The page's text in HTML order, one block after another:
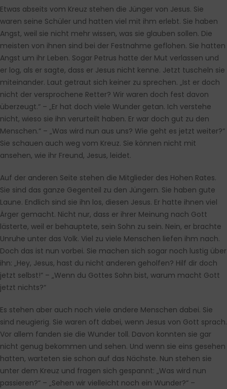
Etwas abseits vom Kreuz stehen die Jünger von Jesus. Sie
waren seine Schüler und hatten viel mit ihm erlebt. Sie haben
Angst, weil sie nicht mehr wissen, was sie glauben sollen. Die
meisten von ihnen sind bei der Festnahme geflohen. Sie hatten
Angst um ihr Leben. Sogar Petrus hatte der Mut verlassen und
er log, als er sagte, dass er Jesus nicht kenne. Jetzt tuscheln sie
miteinander. Laut getraut sich keiner zu sprechen. „Ist er doch
nicht der versprochene Retter? Wir waren doch fest davon
überzeugt.“ – „Er hat doch viele Wunder getan. Ich verstehe
nicht, wieso sie ihn verurteilt haben. Er war doch gut zu den
Menschen.“ – „Was wird nun aus uns? Wie geht es jetzt weiter?“
Sie schauen auch weg vom Kreuz. Sie können nicht mit
ansehen, wie ihr Freund, Jesus, leidet.
Auf der anderen Seite stehen die Mitglieder des Hohen Rates.
Sie sind das ganze Gegenteil zu den Jüngern. Sie haben gute
Laune. Endlich sind sie ihn los, diesen Jesus. Er hatte ihnen viel
Ärger gemacht. Nicht nur, dass er ihrer Meinung nach Gott
lästerte, weil er behauptete, sein Sohn zu sein. Nein, er brachte
Unruhe unter das Volk. Viel zu viele Menschen liefen ihm nach.
Doch das ist nun vorbei. Sie machen sich sogar noch lustig über
ihn: „Hey, Jesus, hast du nicht anderen geholfen? Hilf dir doch
jetzt selbst!“ – „Wenn du Gottes Sohn bist, warum macht Gott
jetzt nichts?“
Es stehen aber auch noch viele andere Menschen dabei. Sie
sind neugierig. Sie waren oft dabei, wenn Jesus von Gott sprach.
Vor allem fanden sie die Wunder toll. Davon konnten sie gar
nicht genug bekommen und sehen. Und wenn sie eins gesehen
hatten, warteten sie schon auf das Nächste. Nun stehen sie
unter dem Kreuz und fragen sich gespannt: „Was wird nun
passieren?“ – „Sehen wir vielleicht noch ein Wunder?“ –